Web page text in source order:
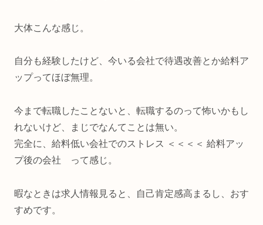
大体こんな感じ。
自分も経験したけど、今いる会社で待遇改善とか給料ア
ップってほぼ無理。
今まで転職したことないと、転職するのって怖いかもし
れないけど、まじでなんてことは無い。
完全に、給料低い会社でのストレス ＜＜＜＜ 給料アッ
プ後の会社 って感じ。
暇なときは求人情報見ると、自己肯定感高まるし、おす
すめです。